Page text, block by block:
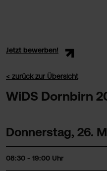
Jetzt bewerben!
< zurück zur Übersicht
WiDS Dornbirn
Donnerstag, 26.
08:30 - 19:00 Uhr